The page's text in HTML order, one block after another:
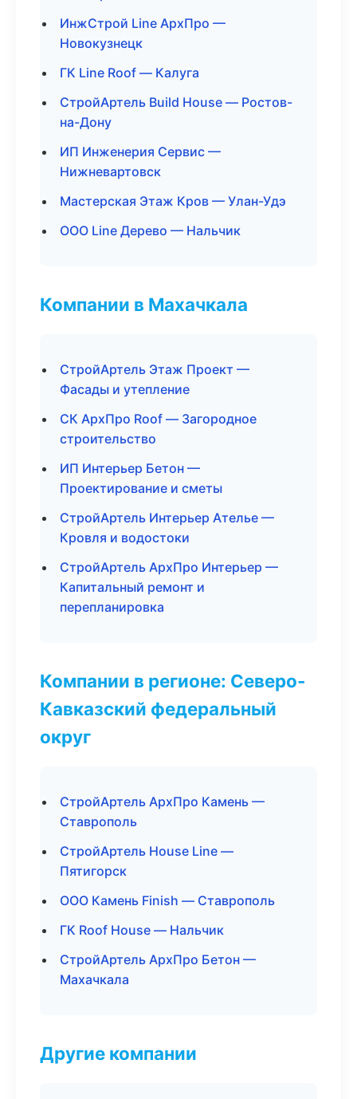
ИнжСтрой Line АрхПро —
Новокузнецк
ГК Line Roof — Калуга
СтройАртель Build House — Ростов-
на-Дону
ИП Инженерия Сервис —
Нижневартовск
Мастерская Этаж Кров — Улан-Удэ
ООО Line Дерево — Нальчик
Компании в Махачкала
СтройАртель Этаж Проект —
Фасады и утепление
СК АрхПро Roof — Загородное
строительство
ИП Интерьер Бетон —
Проектирование и сметы
СтройАртель Интерьер Ателье —
Кровля и водостоки
СтройАртель АрхПро Интерьер —
Капитальный ремонт и
перепланировка
Компании в регионе: Северо-
Кавказский федеральный
округ
СтройАртель АрхПро Камень —
Ставрополь
СтройАртель House Line —
Пятигорск
ООО Камень Finish — Ставрополь
ГК Roof House — Нальчик
СтройАртель АрхПро Бетон —
Махачкала
Другие компании